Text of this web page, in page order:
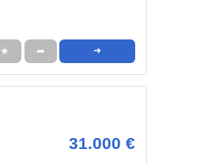
★ ➦ ➜
31.000 €